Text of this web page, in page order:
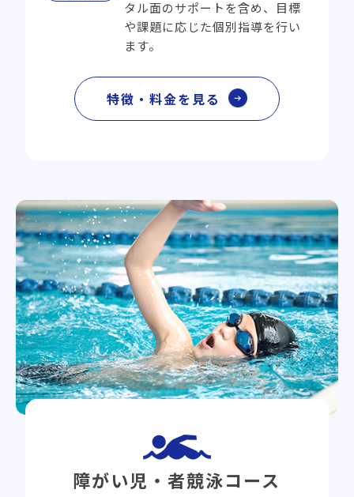
タル面のサポートを含め、目標
や課題に応じた個別指導を行い
ます。
特徴・料金を見る
障がい児・者競泳コース